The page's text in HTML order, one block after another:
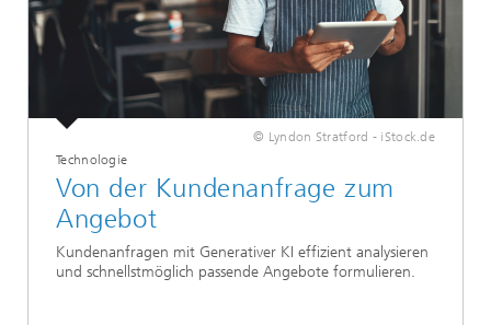
© Lyndon Stratford - iStock.de
Technologie
Von der Kundenanfrage zum
Angebot
Kundenanfragen mit Generativer KI effizient analysieren
und schnellstmöglich passende Angebote formulieren.